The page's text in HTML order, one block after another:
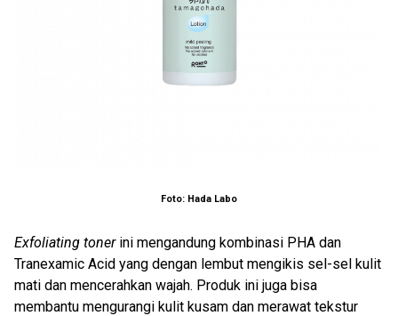
Foto: Hada Labo
Exfoliating toner ini mengandung kombinasi PHA dan
Tranexamic Acid yang dengan lembut mengikis sel-sel kulit
mati dan mencerahkan wajah. Produk ini juga bisa
membantu mengurangi kulit kusam dan merawat tekstur